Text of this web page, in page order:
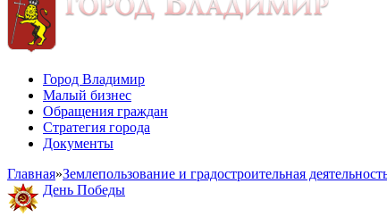
Город Владимир
Малый бизнес
Обращения граждан
Стратегия города
Документы
Главная»Землепользование и градостроительная
День Победы